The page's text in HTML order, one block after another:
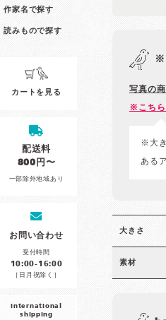
作家名で探す
読みもので探す
カートを見る
配送料
800円〜
一部除外地域あり
お問い合わせ
受付時間
10:00-16:00
［日月祝除く］
international
shipping
※
写真の
※こちら
※大
ある
大きさ
素材